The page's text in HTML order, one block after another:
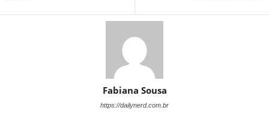
Fabiana Sousa
https://dailynerd.com.br